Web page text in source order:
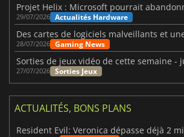
Projet Helix : Microsoft pourrait
29/07/2026 Actualités Hardware
28/07/2026 Gaming News
27/07/2026 Sorties Jeux
ACTUALITÉS, BONS PLANS